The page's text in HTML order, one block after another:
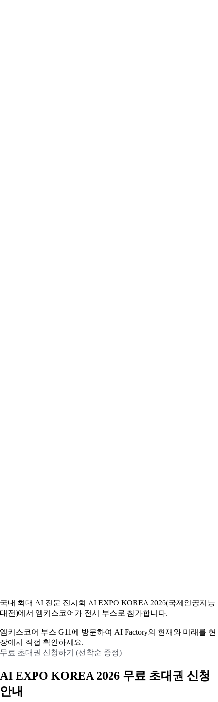
국내 최대 AI 전문 전시회 AI EXPO KOREA 2026(국제인공지능
대전)에서 엠키스코어가 전시 부스로 참가합니다.
엠키스코어 부스 G11에 방문하여 AI Factory의 현재와 미래를 현
장에서 직접 확인하세요.
무료 초대권 신청하기 (선착순 증정)
AI EXPO KOREA 2026 무료 초대권 신청
안내